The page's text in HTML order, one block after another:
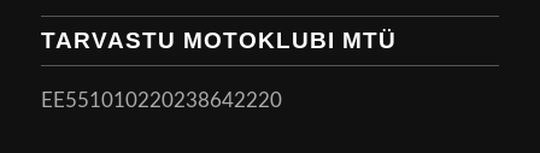
TARVASTU MOTOKLUBI MTÜ
EE551010220238642220